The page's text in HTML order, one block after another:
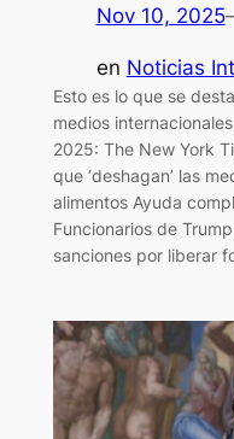
Nov 10, 2025
en Noticias
Esto es lo que se
medios
2025: The New York
que ‘deshagan’ las
alimentos Ayuda
Funcionarios de
sanciones por liberar